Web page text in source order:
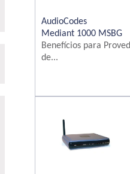
AudioCodes
Mediant 1000 MSBG
Benefícios para
de...